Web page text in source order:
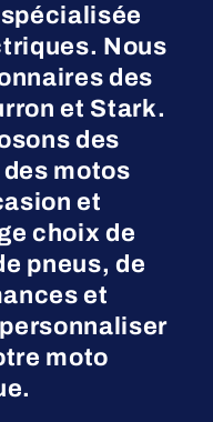
Nous
des
et Stark.
des
motos
et
choix de
pneus, de
et
moto